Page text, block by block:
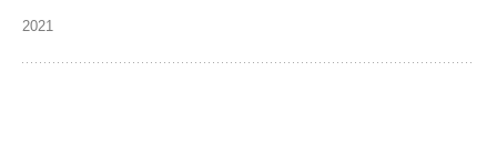
2021